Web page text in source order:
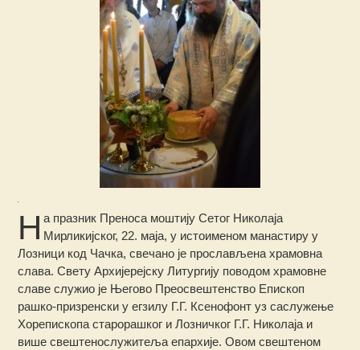
Н а празник Преноса моштију Сетог Николаја
Мирликијског, 22. маја, у истоименом манастиру у
Лозници код Чачка, свечано је прослављена храмовна
слава. Свету Архијерејску Литургију поводом храмовне
славе служио је Његово Преосвештенство Епископ
рашко-призренски у егзилу Г.Г. Ксенофонтуз саслужење
Хорепископа старорашког и Лозничког Г.Г. Николаја и
више свештенослужитеља епархије. Овом свештеном